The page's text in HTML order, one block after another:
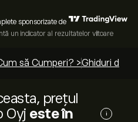
sponsorizate de
un indicator al rezultatelor viitoare
să Cumperi? >Ghiduri de
prețul
Oyj este în
i